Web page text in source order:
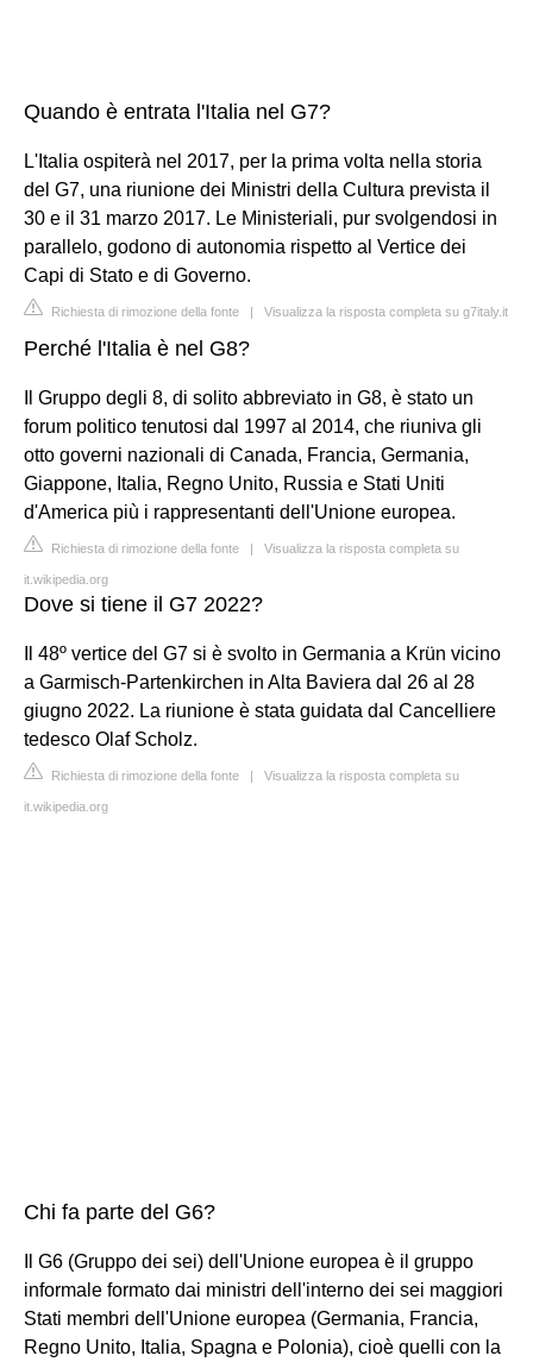
Quando è entrata l'Italia nel G7?
L'Italia ospiterà nel 2017, per la prima volta nella storia
del G7, una riunione dei Ministri della Cultura prevista il
30 e il 31 marzo 2017. Le Ministeriali, pur svolgendosi in
parallelo, godono di autonomia rispetto al Vertice dei
Capi di Stato e di Governo.
Richiesta di rimozione della fonte | Visualizza la risposta completa su g7italy.it
Perché l'Italia è nel G8?
Il Gruppo degli 8, di solito abbreviato in G8, è stato un
forum politico tenutosi dal 1997 al 2014, che riuniva gli
otto governi nazionali di Canada, Francia, Germania,
Giappone, Italia, Regno Unito, Russia e Stati Uniti
d'America più i rappresentanti dell'Unione europea.
Richiesta di rimozione della fonte | Visualizza la risposta completa su
it.wikipedia.org
Dove si tiene il G7 2022?
Il 48º vertice del G7 si è svolto in Germania a Krün vicino
a Garmisch-Partenkirchen in Alta Baviera dal 26 al 28
giugno 2022. La riunione è stata guidata dal Cancelliere
tedesco Olaf Scholz.
Richiesta di rimozione della fonte | Visualizza la risposta completa su
it.wikipedia.org
Chi fa parte del G6?
Il G6 (Gruppo dei sei) dell'Unione europea è il gruppo
informale formato dai ministri dell'interno dei sei maggiori
Stati membri dell'Unione europea (Germania, Francia,
Regno Unito, Italia, Spagna e Polonia), cioè quelli con la